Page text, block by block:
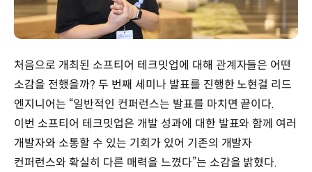
처음으로 개최된 소프티어 테크밋업에 대해 관계자들은 어떤
소감을 전했을까? 두 번째 세미나 발표를 진행한 노현걸 리드
엔지니어는 “일반적인 컨퍼런스는 발표를 마치면 끝이다.
이번 소프티어 테크밋업은 개발 성과에 대한 발표와 함께 여러
개발자와 소통할 수 있는 기회가 있어 기존의 개발자
컨퍼런스와 확실히 다른 매력을 느꼈다”는 소감을 밝혔다.